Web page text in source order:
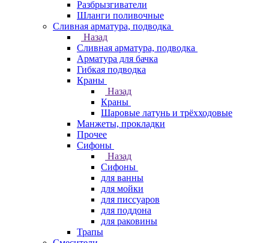
Разбрызгиватели
Шланги поливочные
Сливная арматура, подводка
Назад
Сливная арматура, подводка
Арматура для бачка
Гибкая подводка
Краны
Назад
Краны
Шаровые латунь и трёхходовые
Манжеты, прокладки
Прочее
Сифоны
Назад
Сифоны
для ванны
для мойки
для писсуаров
для поддона
для раковины
Трапы